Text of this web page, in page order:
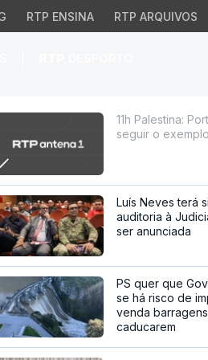
RTP ENSINA RTP ARQUIVOS
da11h Palestina:
seguir o
Luís Neves terá
auditoria à
ser anunciada
PS quer que
se há risco de
venda
caducarem